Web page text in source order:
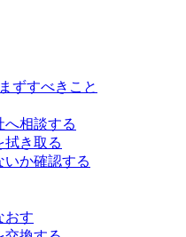
ずすべきこと
へ相談する
拭き取る
いか確認する
おす